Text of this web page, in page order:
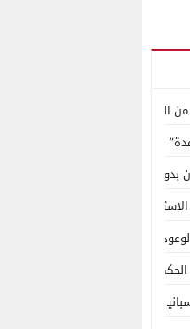
منظمة حرّضت على اقتحام سبتة
في سوق المعادن الاستراتيجية
ماء؟
على الكفاءة ويمنح الشباب
الفارغة لصناعة الواقع؟
الذاتي هو الأساس الوحيد لحل